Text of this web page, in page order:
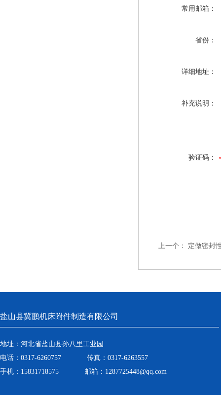
常用邮箱：
省份：
详细地址：
补充说明：
验证码：
上一个： 定做密封
盐山县冀鹏机床附件制造有限公司
地址：河北省盐山县孙八里工业园
电话：0317-6260757 传真：0317-6263557
手机：15831718575 邮箱：1287725448@qq.com